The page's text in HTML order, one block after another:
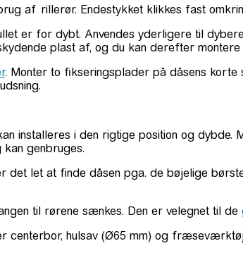
af rillerør. Endestykket klikkes fast
er for dybt. Anvendes yderligere til
plast af, og du kan derefter montere
. Monter to fikseringsplader på dåsens
installeres i den rigtige position og
genbruges.
let at finde dåsen pga. de bøjelige
til rørene sænkes. Den er velegnet til de
centerbor, hulsav (Ø65 mm) og